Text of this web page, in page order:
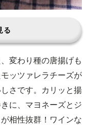
る
変わり種の唐揚げも
ッツァレラチーズが
さです。カリッと揚
に、マヨネーズとジ
相性抜群！ワインな